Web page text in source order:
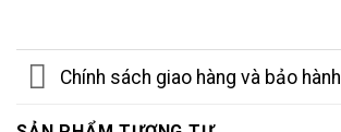
Chính sách giao hàng và bảo hành